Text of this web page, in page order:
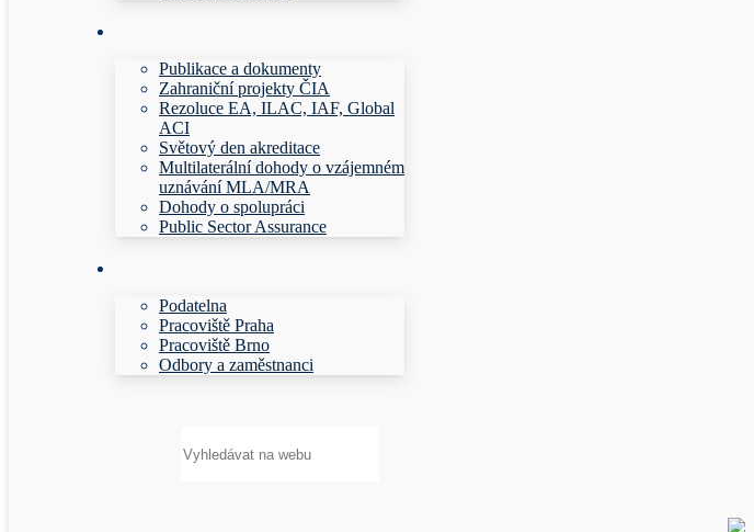
Publikace a dokumenty
Zahraniční projekty ČIA
Rezoluce EA, ILAC, IAF, Global
ACI
Světový den akreditace
Multilaterální dohody o vzájemném
uznávání MLA/MRA
Dohody o spolupráci
Public Sector Assurance
Podatelna
Pracoviště Praha
Pracoviště Brno
Odbory a zaměstnanci